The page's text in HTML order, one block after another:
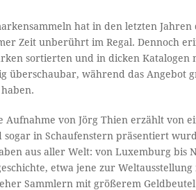
hat in den letzten
Zeit unberührt im Regal. Dennoch
sortierten und in dicken Katalogen
überschaubar, während das Angebot
Aufnahme von Jörg Thien erzählt von
sogar in Schaufenstern präsentiert
aus aller Welt: von Luxemburg bis
etwa jene zur
Sammlern mit größerem